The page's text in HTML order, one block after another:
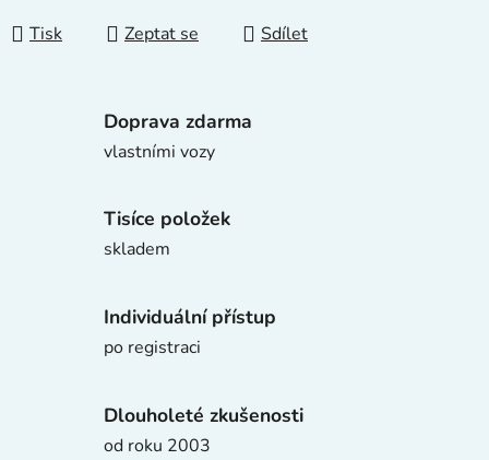
Tisk Zeptat se Sdílet
Doprava zdarma
vlastními vozy
Tisíce položek
skladem
Individuální přístup
po registraci
Dlouholeté zkušenosti
od roku 2003